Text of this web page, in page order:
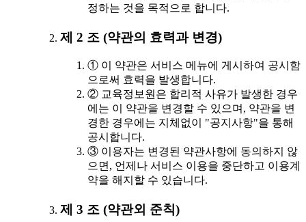
정하는 것을 목적으로 합니다.
제 2 조 (약관의 효력과 변경)
① 이 약관은 서비스 메뉴에 게시하여 공시함
으로써 효력을 발생합니다.
② 교육정보원은 합리적 사유가 발생한 경우
에는 이 약관을 변경할 수 있으며, 약관을 변
경한 경우에는 지체없이 "공지사항"을 통해
공시합니다.
③ 이용자는 변경된 약관사항에 동의하지 않
으면, 언제나 서비스 이용을 중단하고 이용계
약을 해지할 수 있습니다.
제 3 조 (약관외 준칙)